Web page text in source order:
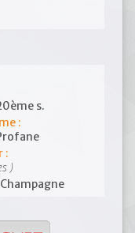
s.
:
:
)
Champagne